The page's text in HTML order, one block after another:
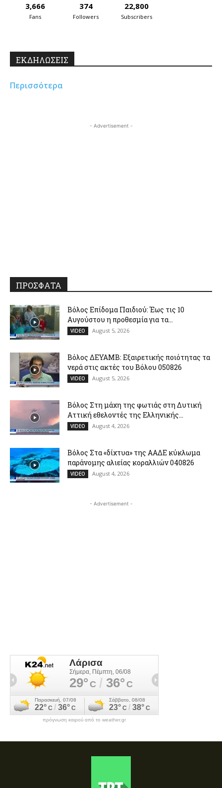
3,666
Fans
374
Followers
22,800
Subscribers
ΕΚΔΗΛΩΣΕΙΣ
Περισσότερα
- Advertisement -
ΠΡΟΣΦΑΤΑ
Βόλος Επίδομα Παιδιού: Έως τις 10
Αυγούστου η προθεσμία για τα...
VIDEO August 5, 2026
Βόλος ΔΕΥΑΜΒ: Εξαιρετικής ποιότητας τα
νερά στις ακτές του Βόλου 050826
VIDEO August 5, 2026
Βόλος Στη μάχη της φωτιάς στη Δυτική
Αττική εθελοντές της Ελληνικής...
VIDEO August 4, 2026
Βόλος Στα «δίχτυα» της ΑΑΔΕ κύκλωμα
παράνομης αλιείας κοραλλιών 040826
VIDEO August 4, 2026
- Advertisement -
πρόγνωση καιρού από το weather.gr